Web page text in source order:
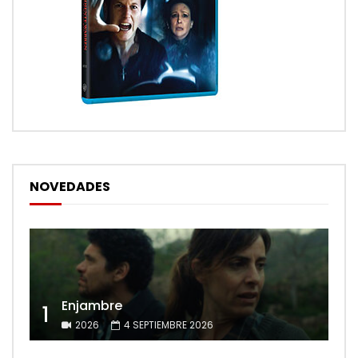
NOVEDADES
1 Enjambre
2026 4 SEPTIEMBRE 2026